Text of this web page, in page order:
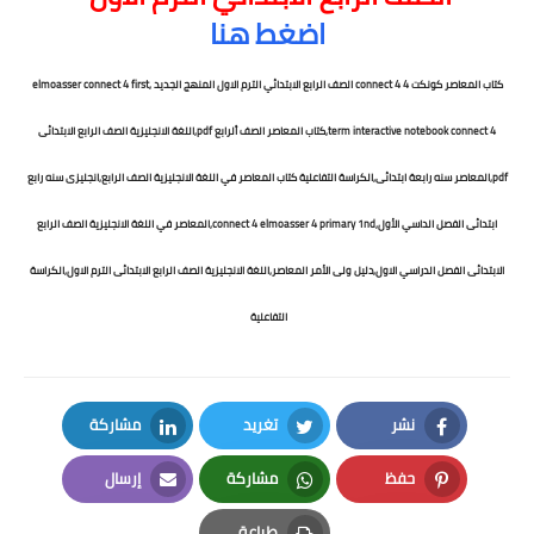
اضغط هنا
كتاب المعاصر كونكت 4 connect 4 الصف الرابع الابتدائي الترم الاول المنهج الجديد , elmoasser connect 4 first
term interactive notebook connect 4,كتاب المعاصر الصف ألرابع pdf,اللغة الانجليزية الصف الرابع الابتدائى
pdf,المعاصر سنه رابعة ابتدائى,الكراسة التفاعلية كتاب المعاصر في اللغة الانجليزية الصف الرابع,انجليزى سنه رابع
ابتدائى الفصل الداسي الأول,connect 4 elmoasser 4 primary 1nd,المعاصر في اللغة الانجليزية الصف الرابع
الابتدائى الفصل الدراسي الاول,دليل ولى الأمر المعاصر,اللغة الانجليزية الصف الرابع الابتدائى الترم الاول,الكراسة
التفاعلية
نشر
Facebook
تغريد
Twitter
مشاركة
LinkedIn
حفظ
Pinterest
مشاركة
Whatsapp
إرسال
Email